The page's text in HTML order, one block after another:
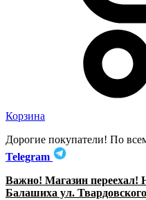
Корзина
Дорогие покупатели! По
Telegram
Важно! Магазин переехал!
Балашиха ул.